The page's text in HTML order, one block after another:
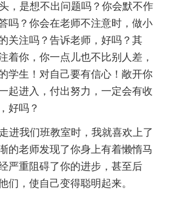
，是想不出问题吗？你会默不作
吗？你会在老师不注意时，做小
关注吗？告诉老师，好吗？其
着你，你一点儿也不比别人差，
学生！对自己要有信心！敞开你
起进入，付出努力，一定会有收
好吗？
进我们班教室时，我就喜欢上了
的老师发现了你身上有着懒惰马
严重阻碍了你的进步，甚至后
们，使自己变得聪明起来。